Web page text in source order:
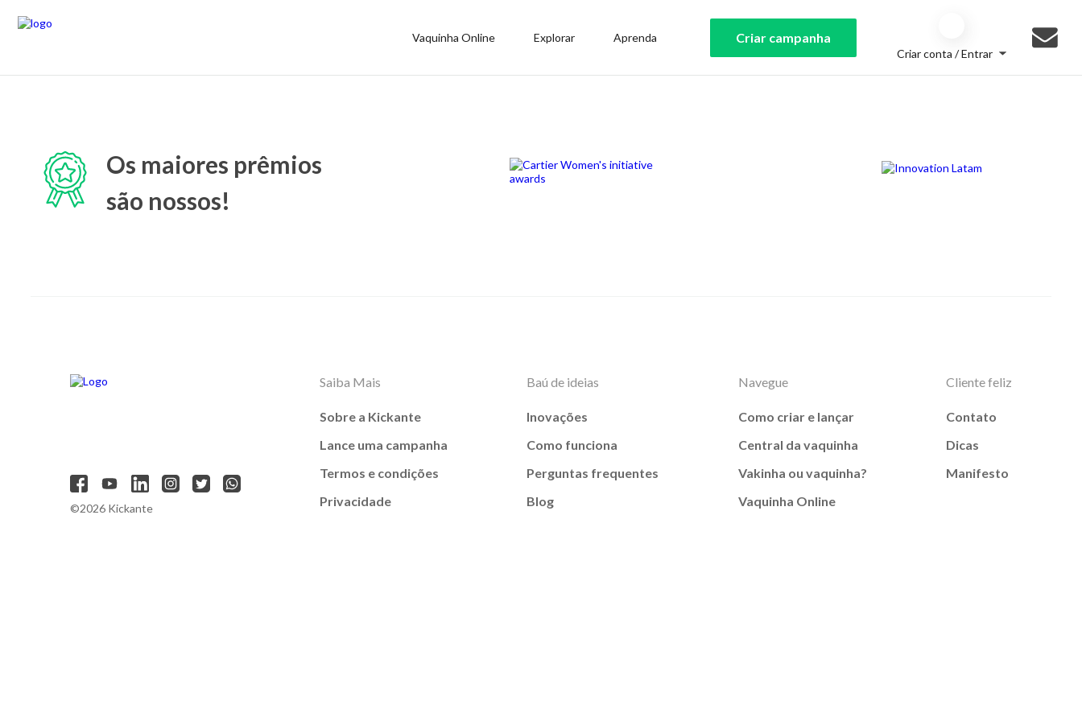
Vaquinha Online Explorar Aprenda Criar campanha
Criar conta / Entrar
Os maiores prêmios
são nossos!
©2026 Kickante
Saiba Mais
Sobre a Kickante
Lance uma campanha
Termos e condições
Privacidade
Baú de ideias
Inovações
Como funciona
Perguntas frequentes
Blog
Navegue
Como criar e lançar
Central da vaquinha
Vakinha ou vaquinha?
Vaquinha Online
Cliente feliz
Contato
Dicas
Manifesto